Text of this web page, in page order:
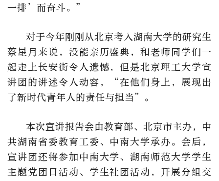
一排’而奋斗。”
对于今年刚刚从北京考入湖南大学的研究生
蔡星月来说，没能亲历盛典，和老师同学们一
起走上长安街令人遗憾，但是北京理工大学宣
讲团的讲述令人动容，“在他们身上，展现出
了新时代青年人的责任与担当”。
本次宣讲报告会由教育部、北京市主办，中
共湖南省委教育工委、中南大学承办。会后，
宣讲团还将参加中南大学、湖南师范大学学生
主题党团日活动、学生社团活动，开展分组交